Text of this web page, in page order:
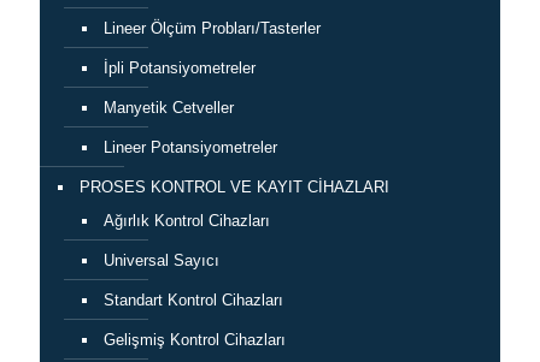
Lineer Ölçüm Probları/Tasterler
İpli Potansiyometreler
Manyetik Cetveller
Lineer Potansiyometreler
PROSES KONTROL VE KAYIT CİHAZLARI
Ağırlık Kontrol Cihazları
Universal Sayıcı
Standart Kontrol Cihazları
Gelişmiş Kontrol Cihazları